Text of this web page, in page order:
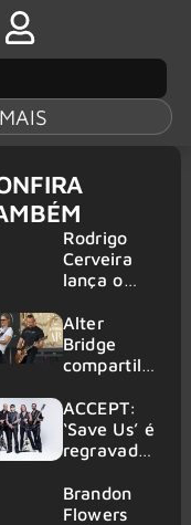
Rodrigo
Cerveira
lança o
Searcher”
Alter
Bridge
compartilh
vivo de
“Fortress”
gravada
am Ring
2026
ACCEPT:
‘Save Us’ é
regravada
membros
do GHOST
Brandon
Flowers